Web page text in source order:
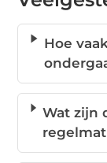
Hoe
Wat zijn